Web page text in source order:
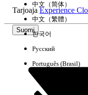
TarjoajaExperience
Suomi
中文（简体）
中文（繁體）
한국어
Русский
Português (Brasil)